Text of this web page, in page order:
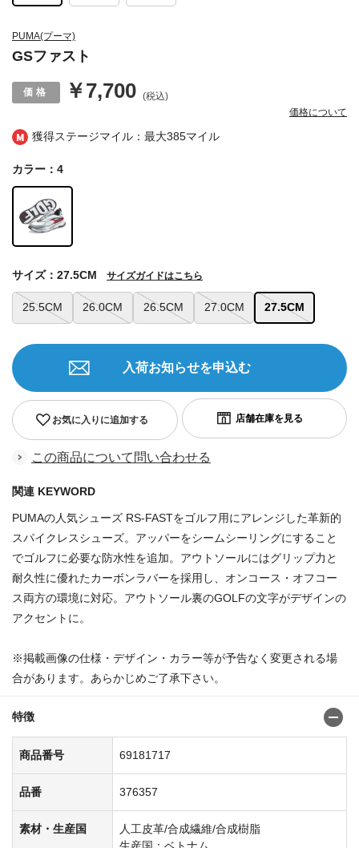
獲得ステージマイル：最大385マイル
PUMA(プーマ)
GSファスト
￥7,700 (税込)
価格について
カラー：4
25.5CM 26.0CM 26.5CM 27.0CM 27.5CM
サイズ：27.5CM サイズガイドはこちら
お気に入りに追加する
入荷お知らせを申込む
この商品について問い合わせる
関連 KEYWORD
PUMAの人気シューズ RS-FASTをゴルフ用にアレンジした革新的
スパイクレスシューズ。アッパーをシームシーリングにすること
でゴルフに必要な防水性を追加。アウトソールにはグリップ力と
耐久性に優れたカーボンラバーを採用し、オンコース・オフコー
ス両方の環境に対応。アウトソール裏のGOLFの文字がデザインの
アクセントに。
※掲載画像の仕様・デザイン・カラー等が予告なく変更される場
合があります。あらかじめご了承下さい。
特徴
商品番号 69181717
品番 376357
素材・生産国
人工皮革/合成繊維/合成樹脂
生産国：ベトナム